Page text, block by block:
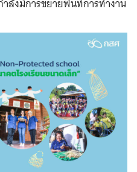
ำลังมีการขยายพื้นที่การทำงาน